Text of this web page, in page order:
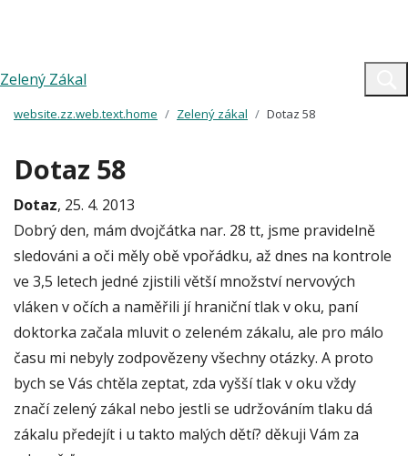
Zelený Zákal
website.zz.web.text.home Zelený zákal Dotaz 58
Dotaz 58
Dotaz, 25. 4. 2013
Dobrý den, mám dvojčátka nar. 28 tt, jsme pravidelně
sledováni a oči měly obě vpořádku, až dnes na kontrole
ve 3,5 letech jedné zjistili větší množství nervových
vláken v očích a naměřili jí hraniční tlak v oku, paní
doktorka začala mluvit o zeleném zákalu, ale pro málo
času mi nebyly zodpovězeny všechny otázky. A proto
bych se Vás chtěla zeptat, zda vyšší tlak v oku vždy
značí zelený zákal nebo jestli se udržováním tlaku dá
zákalu předejít i u takto malých dětí? děkuji Vám za